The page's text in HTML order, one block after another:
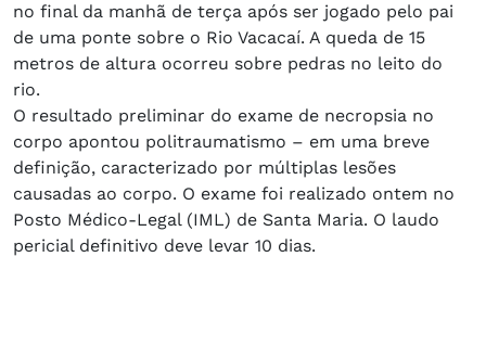
no final da manhã de terça após ser jogado pelo pai
de uma ponte sobre o Rio Vacacaí. A queda de 15
metros de altura ocorreu sobre pedras no leito do
rio.
O resultado preliminar do exame de necropsia no
corpo apontou politraumatismo – em uma breve
definição, caracterizado por múltiplas lesões
causadas ao corpo. O exame foi realizado ontem no
Posto Médico-Legal (IML) de Santa Maria. O laudo
pericial definitivo deve levar 10 dias.